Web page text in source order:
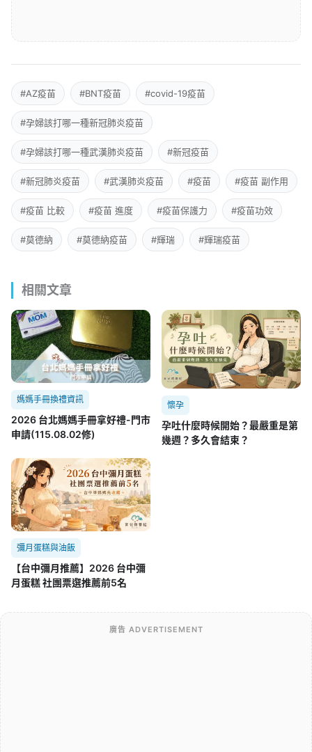
#AZ疫苗 #BNT疫苗 #covid-19疫苗
#孕婦該打哪一種新冠肺炎疫苗
#孕婦該打哪一種武漢肺炎疫苗 #新冠疫苗
#新冠肺炎疫苗 #武漢肺炎疫苗 #疫苗 #疫苗 副作用
#疫苗 比較 #疫苗 進度 #疫苗保護力 #疫苗功效
#莫德納 #莫德納疫苗 #輝瑞 #輝瑞疫苗
相關文章
媽媽手冊換禮資訊
2026 台北媽媽手冊拿好禮-門市
申請(115.08.02修)
懷孕
孕吐什麼時候開始？最嚴重是第
幾週？多久會結束？
彌月蛋糕與油飯
【台中彌月推薦】2026 台中彌
月蛋糕 社團票選推薦前5名
廣告 ADVERTISEMENT